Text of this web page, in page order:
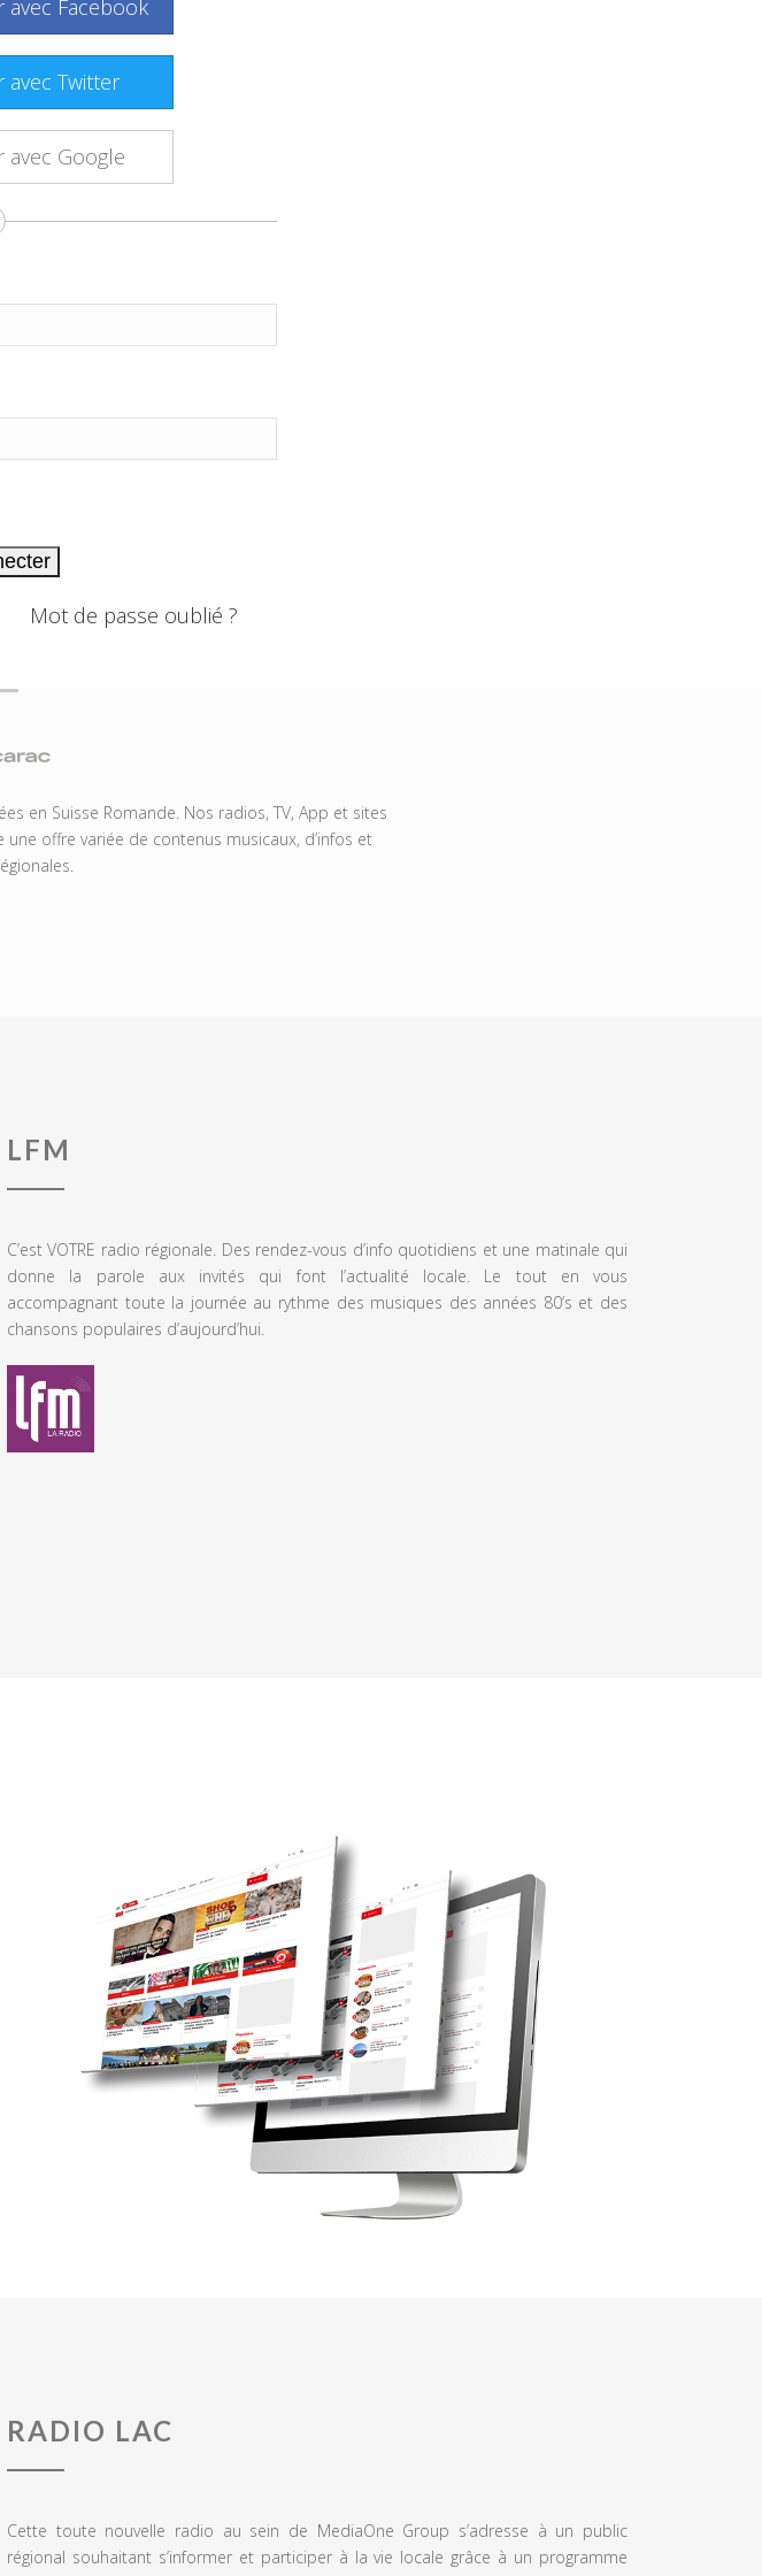
avec Facebook
avec Twitter
avec Google
Mot de passe oublié ?
en Suisse Romande. Nos radios, TV, App et sites
offre variée de contenus musicaux, d’infos et
LFM
C’est VOTRE radio régionale. Des rendez-vous d’info quotidiens et une matinale qui
donne la parole aux invités qui font l’actualité locale. Le tout en vous
accompagnant toute la journée au rythme des musiques des années 80’s et des
chansons populaires d’aujourd’hui.
RADIO LAC
Cette toute nouvelle radio au sein de MediaOne Group s’adresse à un public
régional souhaitant s’informer et participer à la vie locale grâce à un programme